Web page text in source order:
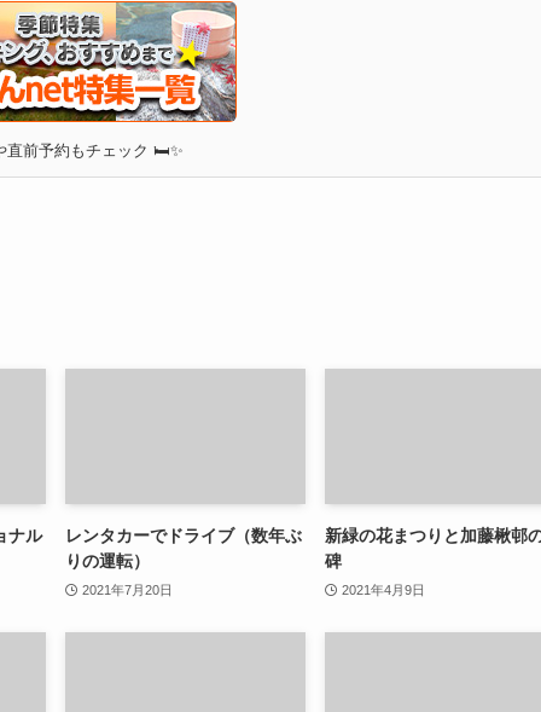
直前予約もチェック 🛏✨
ナル
レンタカーでドライブ（数年ぶ
りの運転）
2021年7月20日
新緑の花まつりと加藤楸邨
碑
2021年4月9日